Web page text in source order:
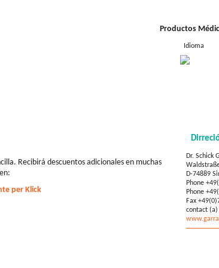
Productos
Idioma
Recibirá descuentos adicionales en muchas
per Klick
Dr. Schick
D-74889
Phone
Phone
Fax
contact (a)